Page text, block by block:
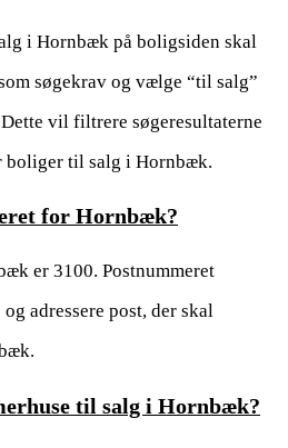
i Hornbæk på boligsiden skal
søgekrav og vælge “til salg”
vil filtrere søgeresultaterne
boliger til salg i Hornbæk.
for Hornbæk?
er 3100. Postnummeret
adressere post, der skal
til salg i Hornbæk?